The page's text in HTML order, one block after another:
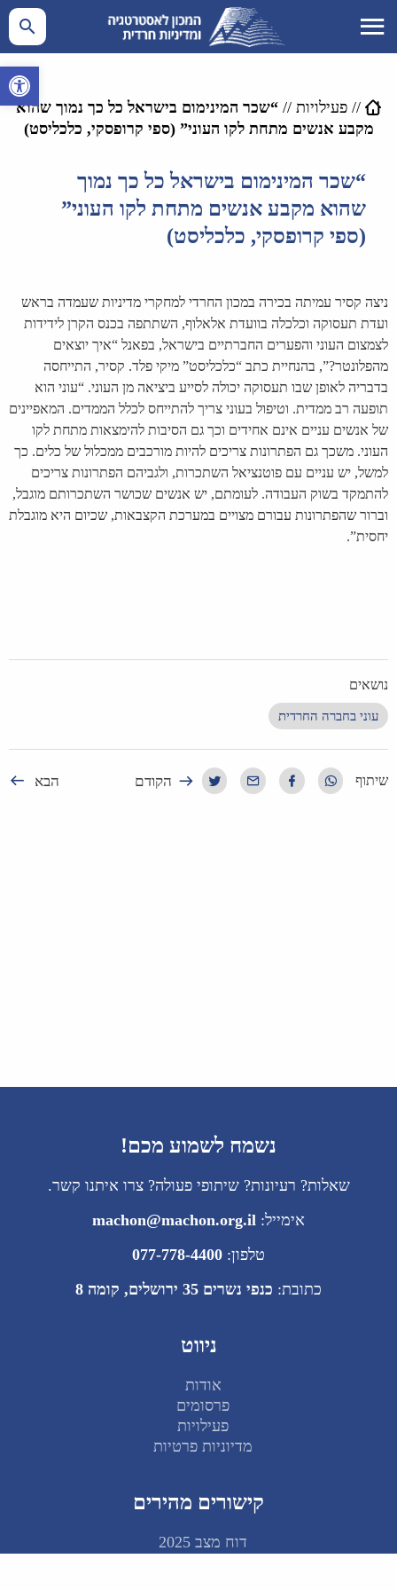
פתח
// פעילויות // “שכר המינימום בישראל כל כך נמוך שהוא
מקבע אנשים מתחת לקו העוני” (ספי קרופסקי, כלכליסט)
“שכר המינימום בישראל כל כך נמוך
שהוא מקבע אנשים מתחת לקו העוני”
(ספי קרופסקי, כלכליסט)
ניצה קסיר עמיתה בכירה במכון החרדי למחקרי מדיניות שעמדה בראש
ועדת תעסוקה וכלכלה בוועדת אלאלוף, השתתפה בכנס הקרן לידידות
לצמצום העוני והפערים החברתיים בישראל, בפאנל “איך יוצאים
מהפלונטר?”, בהנחיית כתב “כלכליסט” מיקי פלד. קסיר, התייחסה
בדבריה לאופן שבו תעסוקה יכולה לסייע ביציאה מן העוני. “עוני הוא
תופעה רב ממדית. וטיפול בעוני צריך להתייחס לכלל הממדים. המאפיינים
של אנשים עניים אינם אחידים וכך גם הסיבות להימצאות מתחת לקו
העוני. משכך גם הפתרונות צריכים להיות מורכבים ממכלול של כלים. כך
למשל, יש עניים עם פוטנציאל השתכרות, ולגביהם הפתרונות צריכים
להתמקד בשוק העבודה. לעומתם, יש אנשים שכושר השתכרותם מוגבל,
וברור שהפתרונות עבורם מצויים במערכת הקצבאות, שכיום היא מוגבלת
יחסית”.
נושאים
עוני בחברה החרדית
שיתוף הקודם הבא
נשמח לשמוע מכם!
שאלות? רעיונות? שיתופי פעולה? צרו איתנו קשר.
אימייל: machon@machon.org.il
טלפון: 077-778-4400
כתובת: כנפי נשרים 35 ירושלים, קומה 8
ניווט
אודות
פרסומים
פעילויות
מדיוניות פרטיות
קישורים מהירים
דוח מצב 2025